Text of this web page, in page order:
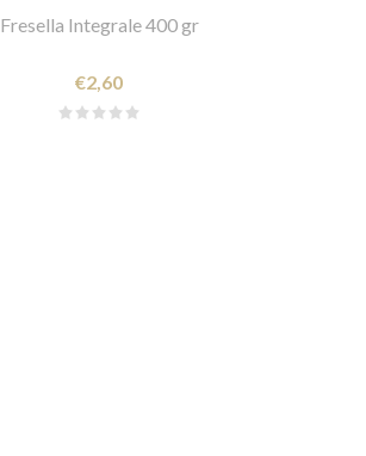
Fresella Integrale 400 gr
€2,60